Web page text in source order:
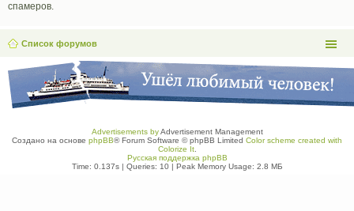
спамеров.
Список форумов
Advertisements byAdvertisement Management
Создано на основе phpBB® Forum Software © phpBB Limited Color scheme created with
Colorize It.
Русская поддержка phpBB
Time: 0.137s| Queries: 10| Peak Memory Usage: 2.8 МБ